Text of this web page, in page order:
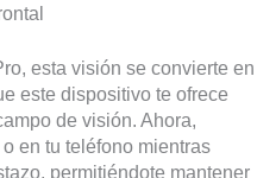
esta visión se convierte en
este dispositivo te ofrece
de visión. Ahora,
en tu teléfono mientras
permitiéndote mantener